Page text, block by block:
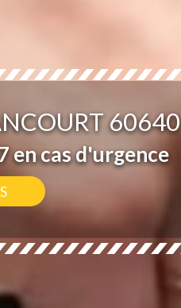
60640
en cas d'urgence